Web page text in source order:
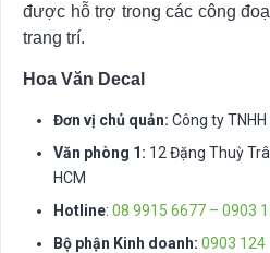
được hỗ trợ trong các công
trang trí.
Hoa Văn Decal
Đơn vị chủ quản: Công ty TNHH
Văn phòng 1: 12 Đặng Thuỳ
HCM
Hotline: 08 9915 6677 – 0903
Bộ phận Kinh doanh: 0903 124